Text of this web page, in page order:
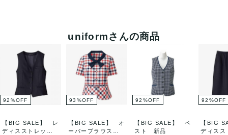
uniformさんの商品
92 %OFF
【BIG SALE】 レ
ディスストレッチ
93 %OFF
【BIG SALE】 オ
ーバーブラウス
92 %OFF
【BIG SALE】 ベ
スト 新品
92 %OFF
【BIG
ディスス